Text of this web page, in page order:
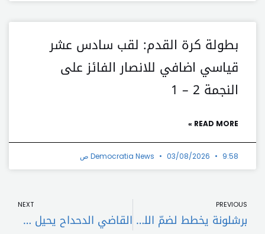
بطولة كرة القدم: لقب سادس عشر
قياسي اضافي للانصار الفائز على
النجمة 2 – 1
READ MORE »
Democratia News 03/08/2026 9:58 ص
PREVIOUS
برشلونة يخطط لضمّ اللبناني الأصل سعيد الملا من كولن الألماني
NEXT
القاضي الدحداح يحيل متهمين بتهريب الكوكايين والكبتاغون إلى محكمة الجنايات في الشمال